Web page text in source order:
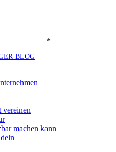
*
BLOG
machen kann